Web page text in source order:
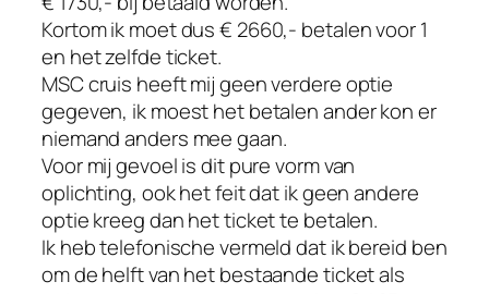
Kortom ik moet dus € 2660,- betalen voor 1
en het zelfde ticket.
MSC cruis heeft mij geen verdere optie
gegeven, ik moest het betalen ander kon er
niemand anders mee gaan.
Voor mij gevoel is dit pure vorm van
oplichting, ook het feit dat ik geen andere
optie kreeg dan het ticket te betalen.
Ik heb telefonische vermeld dat ik bereid ben
om de helft van het bestaande ticket als